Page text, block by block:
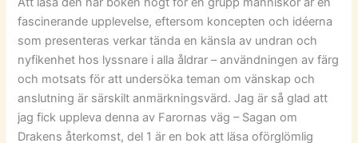
fascinerande upplevelse, eftersom koncepten och idéerna
som presenteras verkar tända en känsla av undran och
nyfikenhet hos lyssnare i alla åldrar – användningen av färg
och motsats för att undersöka teman om vänskap och
anslutning är särskilt anmärkningsvärd. Jag är så glad att
jag fick uppleva denna av Farornas väg – Sagan om
Drakens återkomst, del 1 är en bok att läsa oförglömlig